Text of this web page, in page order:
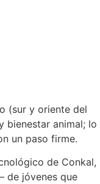
(sur y oriente del
bienestar animal; lo
un paso firme.
de Conkal,
de jóvenes que